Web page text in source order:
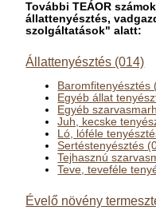
További TEÁOR
állattenyésztés,
szolgáltatások" alatt:
Állattenyésztés (014)
Baromfitenyésztés
Egyéb állat
Egyéb
Juh, kecske
Ló, lóféle
Sertéstenyésztés
Tejhasznú
Teve, teveféle
Évelő növény